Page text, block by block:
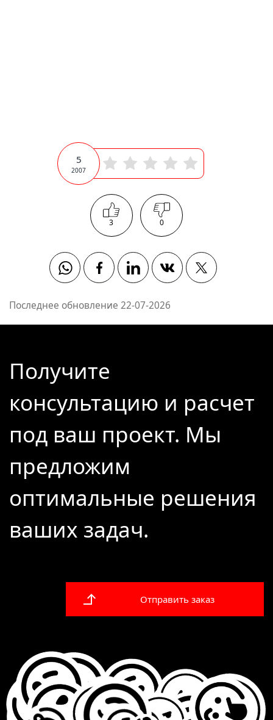
2007
5
3 0
WhatsappFacebookLinkedin VkontakteTwitter
Последнее обновление 22-07-2026
Получите
консультацию и расчет
под ваш проект. Мы
предложим
оптимальные решения
ваших задач.
Отправить заказ